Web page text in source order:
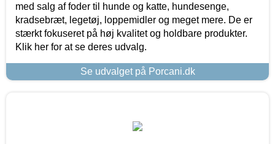
med salg af foder til hunde og katte, hundesenge,
kradsebræt, legetøj, loppemidler og meget mere. De er
stærkt fokuseret på høj kvalitet og holdbare produkter.
Klik her for at se deres udvalg.
Se udvalget på Porcani.dk